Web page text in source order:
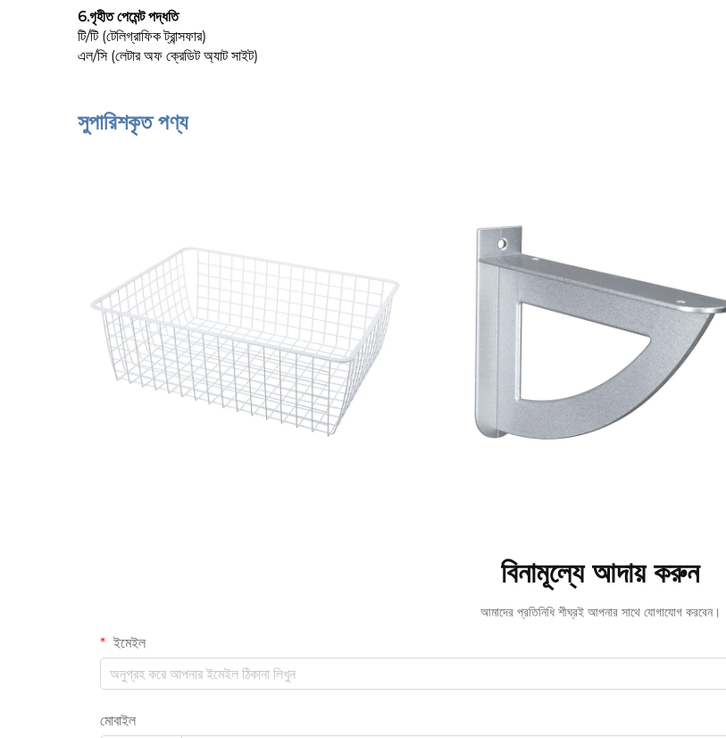
6.গৃহীত পেমেন্ট পদ্ধতি
টি/টি (টেলিগ্রাফিক ট্রান্সফার)
এল/সি (লেটার অফ ক্রেডিট অ্যাট সাইট)
সুপারিশকৃত পণ্য
বিনামূল্যে আদায় করুন
আমাদের প্রতিনিধি শীঘ্রই আপনার সাথে যোগাযোগ করবেন।
ইমেইল
মোবাইল